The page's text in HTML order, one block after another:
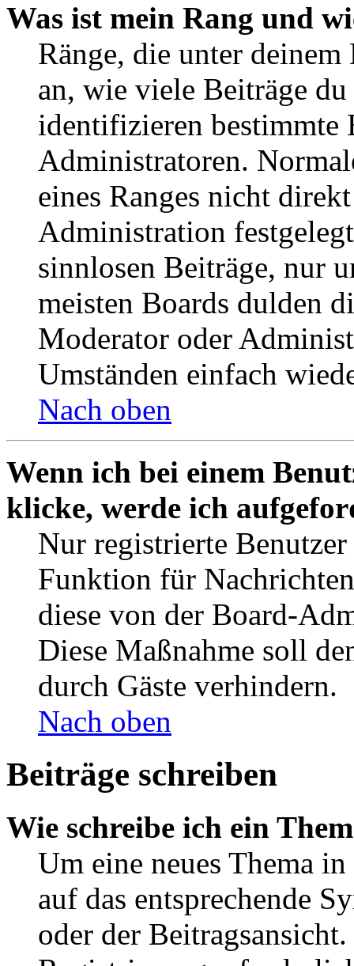
Was ist mein Rang und
Ränge, die unter deinem
an, wie viele Beiträge
identifizieren bestimmte
Administratoren.
eines Ranges nicht
Administration
sinnlosen Beiträge, nur
meisten Boards dulden
Moderator oder
Umständen einfach
Nach oben
Wenn ich bei einem
klicke, werde ich
Nur registrierte
Funktion für
diese von der Board-
Diese Maßnahme soll
durch Gäste verhindern.
Nach oben
Beiträge schreiben
Wie schreibe ich ein
Um eine neues Thema
auf das entsprechende
oder der